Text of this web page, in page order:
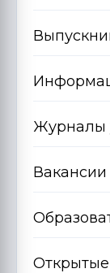
Журналы
Вакансии